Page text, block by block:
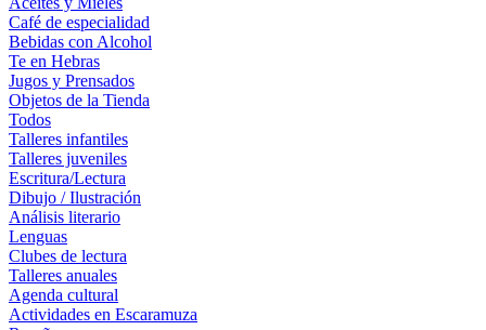
Café de especialidad
Bebidas con Alcohol
Te en Hebras
Jugos y Prensados
Objetos de la Tienda
Todos
Talleres infantiles
Talleres juveniles
Escritura/Lectura
Dibujo / Ilustración
Análisis literario
Lenguas
Clubes de lectura
Talleres anuales
Agenda cultural
Actividades en Escaramuza